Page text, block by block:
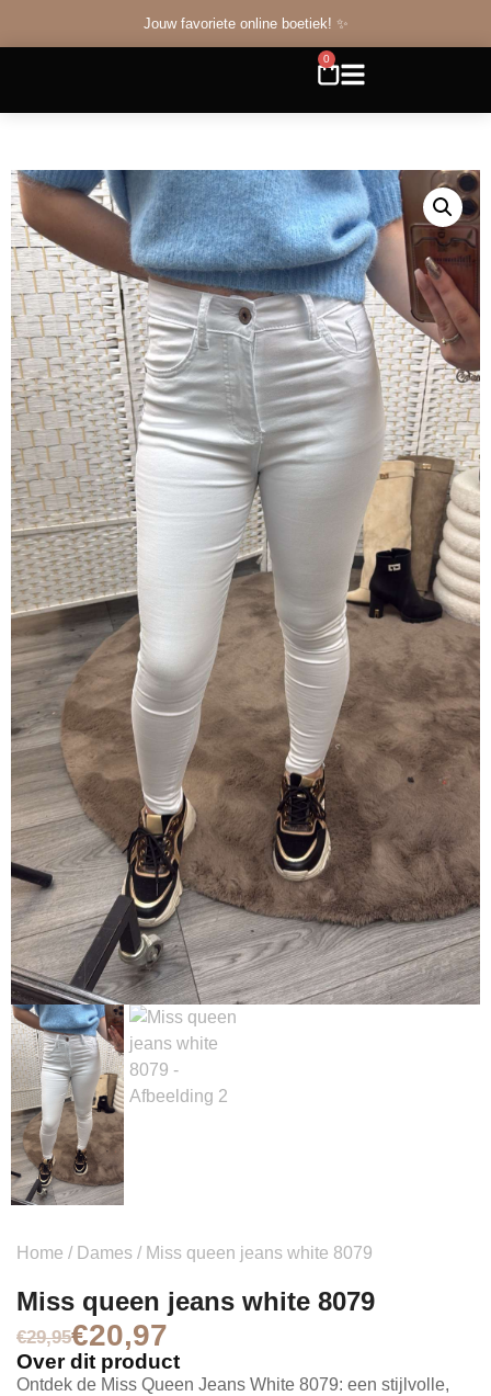
Jouw favoriete online boetiek! ✨
0
Home / Dames / Miss queen jeans white 8079
Miss queen jeans white 8079
€29,95€20,97
Over dit product
Ontdek de Miss Queen Jeans White 8079: een stijlvolle,